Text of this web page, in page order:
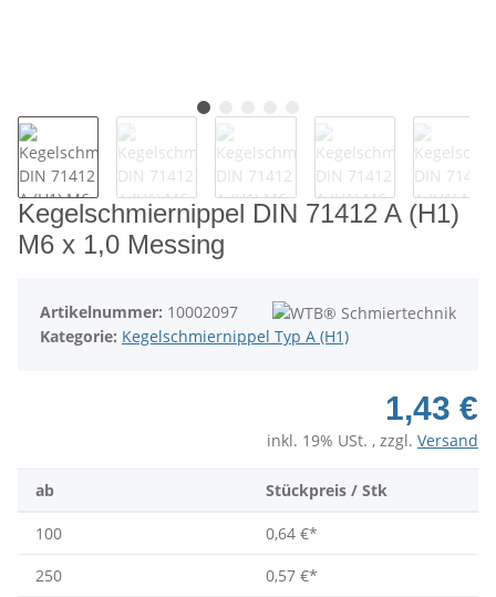
Kegelschmiernippel DIN 71412 A (H1)
M6 x 1,0 Messing
Artikelnummer: 10002097
Kategorie: Kegelschmiernippel Typ A (H1)
1,43 €
inkl. 19% USt. , zzgl. Versand
ab Stückpreis / Stk
100 0,64 €*
250
0,57 €*